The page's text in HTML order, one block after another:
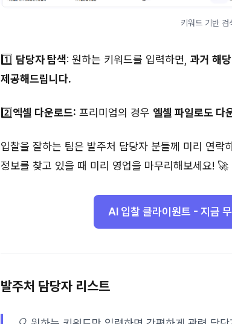
키워드 기반 검
1️⃣ 담당자 탐색: 원하는 키워드를 입력하면, 과거 해
제공해드립니다.
2️⃣엑셀 다운로드: 프리미엄의 경우 엘셀 파일로도 다
입찰을 잘하는 팀은 발주처 담당자 분들께 미리 연락
정보를 찾고 있을 때 미리 영업을 마무리해보세요! 🚀
AI 입찰 클라이원트 - 지금
발주처 담당자 리스트